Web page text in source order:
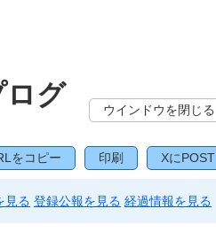
ログ
ウインドウを閉じる
をコピー 印刷 XにPOST
見る 登録公報を見る 経過情報を見る